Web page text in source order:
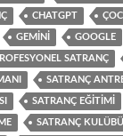
CHATGPT
GEMINI GOOGLE
SATRANÇ
SATRANÇ
SATRANÇ EĞITIMI
SATRANÇ KULÜBÜ